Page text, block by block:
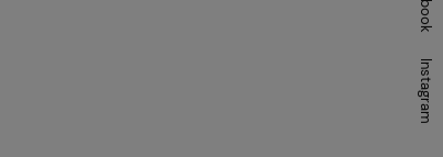
Instagram